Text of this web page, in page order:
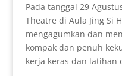
Pada tanggal 29
Theatre di Aula Jing Si
mengagumkan dan
kompak dan penuh
kerja keras dan latihan